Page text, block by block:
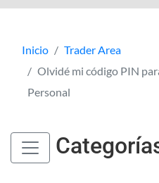
Inicio
Trader Area
Olvidé mi código PIN
Personal